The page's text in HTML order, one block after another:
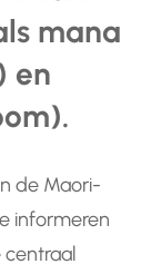
mana
en
de Maori-
informeren